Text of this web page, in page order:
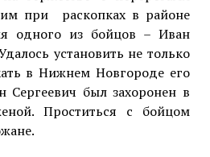
при раскопках в районе
одного из бойцов – Иван
установить не только
в Нижнем Новгороде его
Сергеевич был захоронен в
Проститься с бойцом